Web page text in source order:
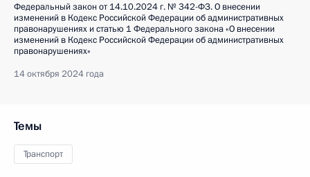
Федеральный закон от 14.10.2024 г. № 342-ФЗ. О внесении
изменений в Кодекс Российской Федерации об административных
правонарушениях и статью 1 Федерального закона «О внесении
изменений в Кодекс Российской Федерации об административных
правонарушениях»
14 октября 2024 года
Темы
Транспорт